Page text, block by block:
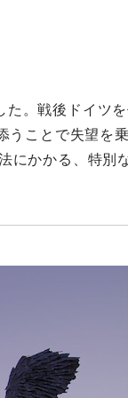
。戦後ドイツ
うことで失望を
にかかる、特別